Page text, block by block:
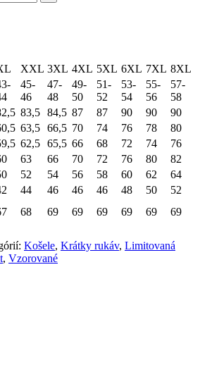
XXL 3XL 4XL 5XL 6XL 7XL 8XL
45-
46
47-
48
49-
50
51-
52
53-
54
55-
56
57-
58
83,5 84,5 87 87 90 90
90
63,5 66,5 70 74 76 78
80
62,5 65,5 66 68 72 74
76
63 66 70 72 76 80
82
52 54 56 58 60 62
64
44 46 46 46 48 50
52
68 69 69 69 69 69
69
Košele, Krátky rukáv, Limitovaná
, Vzorované